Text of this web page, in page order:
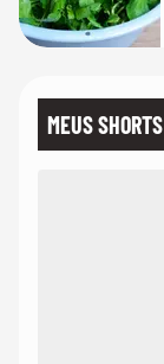
MEUS SHORTS